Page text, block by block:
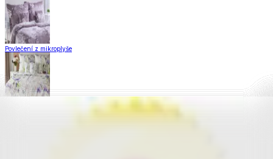
Povlečení z mikroplyše